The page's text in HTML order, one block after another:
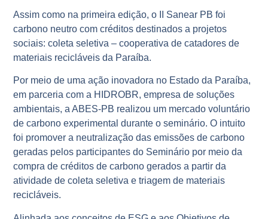
Assim como na primeira edição, o II Sanear PB foi
carbono neutro com créditos destinados a projetos
sociais: coleta seletiva – cooperativa de catadores de
materiais recicláveis da Paraíba.
Por meio de uma ação inovadora no Estado da Paraíba,
em parceria com a HIDROBR, empresa de soluções
ambientais, a ABES-PB realizou um mercado voluntário
de carbono experimental durante o seminário. O intuito
foi promover a neutralização das emissões de carbono
geradas pelos participantes do Seminário por meio da
compra de créditos de carbono gerados a partir da
atividade de coleta seletiva e triagem de materiais
recicláveis.